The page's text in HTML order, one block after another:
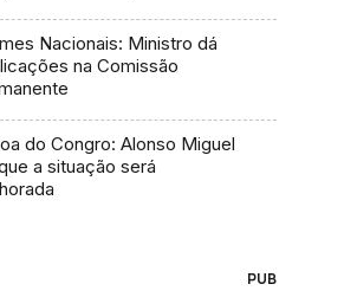
Nacionais: Ministro dá
na Comissão
do Congro: Alonso Miguel
a situação será
PUB